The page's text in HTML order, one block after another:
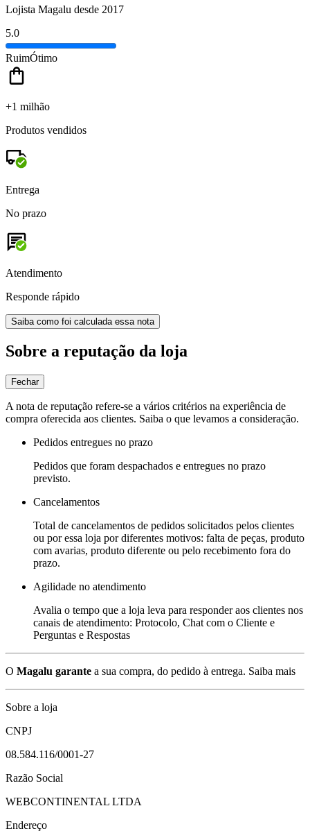
Lojista Magalu desde 2017
5.0
RuimÓtimo
+1 milhão
Produtos vendidos
Entrega
No prazo
Atendimento
Responde rápido
Saiba como foi calculada essa nota
Sobre a reputação da loja
Fechar
A nota de reputação refere-se a vários critérios na experiência de
compra oferecida aos clientes. Saiba o que levamos a consideração.
Pedidos entregues no prazo
Pedidos que foram despachados e entregues no prazo
previsto.
Cancelamentos
Total de cancelamentos de pedidos solicitados pelos clientes
ou por essa loja por diferentes motivos: falta de peças, produto
com avarias, produto diferente ou pelo recebimento fora do
prazo.
Agilidade no atendimento
Avalia o tempo que a loja leva para responder aos clientes nos
canais de atendimento: Protocolo, Chat com o Cliente e
Perguntas e Respostas
O Magalu garante a sua compra, do pedido à entrega. Saiba mais
Sobre a loja
CNPJ
08.584.116/0001-27
Razão Social
WEBCONTINENTAL LTDA
Endereço